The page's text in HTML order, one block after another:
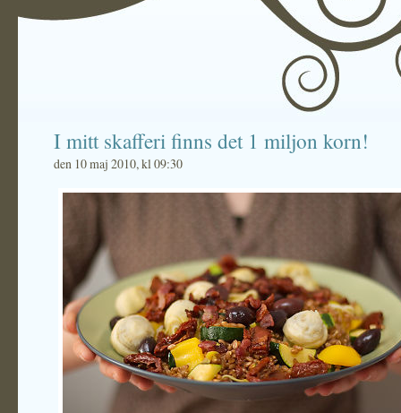
I mitt skafferi finns det 1 miljon korn!
den 10 maj 2010, kl 09:30